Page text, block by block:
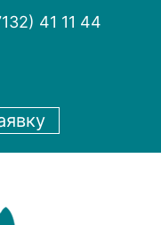
41 11 44